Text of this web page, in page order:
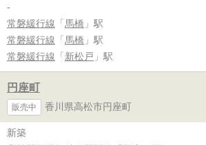
-
常磐緩行線 「 馬橋 」駅
常磐緩行線 「 馬橋 」駅
常磐緩行線 「 新松戸 」駅
円座町
販売中 香川県高松市円座町
新築